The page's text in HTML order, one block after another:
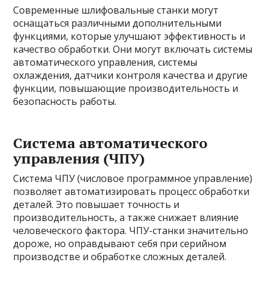
Современные шлифовальные станки могут
оснащаться различными дополнительными
функциями, которые улучшают эффективность и
качество обработки. Они могут включать системы
автоматического управления, системы
охлаждения, датчики контроля качества и другие
функции, повышающие производительность и
безопасность работы.
Система автоматического
управления (ЧПУ)
Система ЧПУ (числовое программное управление)
позволяет автоматизировать процесс обработки
деталей. Это повышает точность и
производительность, а также снижает влияние
человеческого фактора. ЧПУ-станки значительно
дороже, но оправдывают себя при серийном
производстве и обработке сложных деталей.